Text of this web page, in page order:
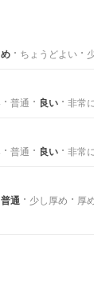
ちょうどよい
普通 良い 非常
普通 良い 非常
普通 少し厚め 厚